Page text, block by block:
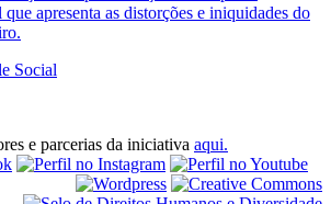
apresenta as distorções e iniquidades do
Social
e parcerias da iniciativa aqui.